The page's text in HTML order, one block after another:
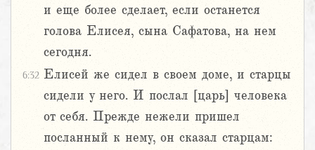
и еще более сделает, если останется
голова Елисея, сына Сафатова, на нем
сегодня.
6:32 Елисей же сидел в своем доме, и старцы
сидели у него. И послал [царь] человека
от себя. Прежде нежели пришел
посланный к нему, он сказал старцам: